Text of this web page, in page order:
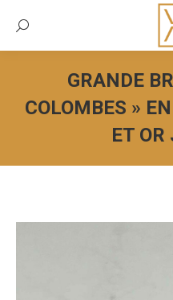
Recherche:
GRANDE
COLOMBES »
ET OR